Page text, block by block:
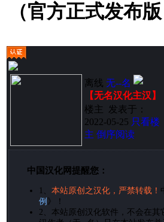
（官方正式发布版
离线 无--名
【无名汉化主汉】
楼主
发表于：
2022-05-25 只看楼
主 倒序阅读
中国汉化网提醒您：
本站原创之汉化，严禁转载！
例 》！
2、 本站原创汉化软件，不会在